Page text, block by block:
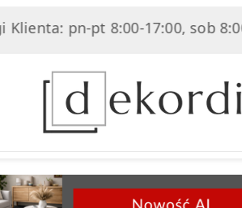
pn-pt 8:00-17:00, sob 8:00-